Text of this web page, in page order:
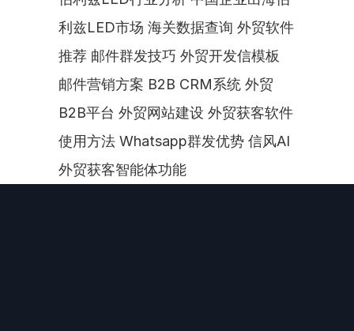
利兹LED市场 海关数据查询 外贸软件
推荐 邮件群发技巧 外贸开发信模板
邮件营销方案 B2B CRM系统 外贸
B2B平台 外贸网站建设 外贸获客软件
使用方法 Whatsapp群发优势 信风AI
外贸获客智能体功能